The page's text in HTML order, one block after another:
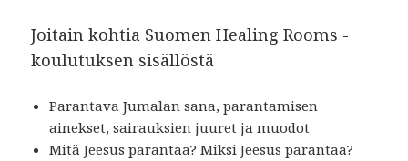
Joitain kohtia Suomen Healing Rooms -
koulutuksen sisällöstä
Parantava Jumalan sana, parantamisen
ainekset, sairauksien juuret ja muodot
Mitä Jeesus parantaa? Miksi Jeesus parantaa?